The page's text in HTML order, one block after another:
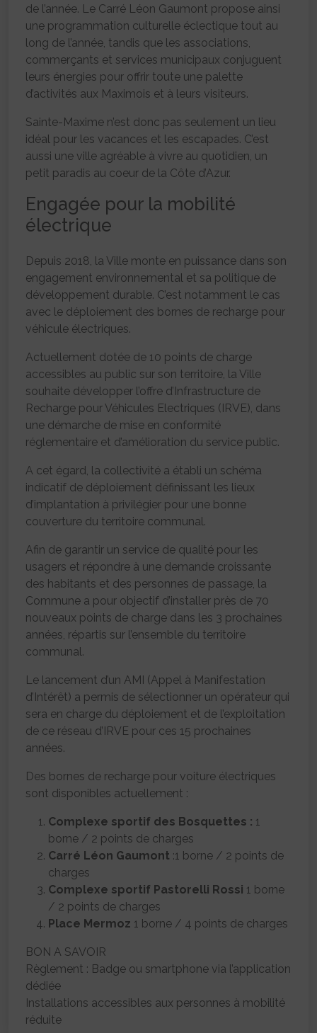
de l’année. Le Carré Léon Gaumont propose ainsi
une programmation culturelle éclectique tout au
long de l’année, tandis que les associations,
commerçants et services municipaux conjuguent
leurs énergies pour offrir toute une palette
d’activités aux Maximois et à leurs visiteurs.
Sainte-Maxime n’est donc pas seulement un lieu
idéal pour les vacances et les escapades. C’est
aussi une ville agréable à vivre au quotidien, un
petit paradis au coeur de la Côte d’Azur.
Engagée pour la mobilité
électrique
Depuis 2018, la Ville monte en puissance dans son
engagement environnemental et sa politique de
développement durable. C’est notamment le cas
avec le déploiement des bornes de recharge pour
véhicule électriques.
Actuellement dotée de 10 points de charge
accessibles au public sur son territoire, la Ville
souhaite développer l’offre d’Infrastructure de
Recharge pour Véhicules Electriques (IRVE), dans
une démarche de mise en conformité
réglementaire et d’amélioration du service public.
A cet égard, la collectivité a établi un schéma
indicatif de déploiement définissant les lieux
d’implantation à privilégier pour une bonne
couverture du territoire communal.
Afin de garantir un service de qualité pour les
usagers et répondre à une demande croissante
des habitants et des personnes de passage, la
Commune a pour objectif d’installer près de 70
nouveaux points de charge dans les 3 prochaines
années, répartis sur l’ensemble du territoire
communal.
Le lancement d’un AMI (Appel à Manifestation
d’Intérêt) a permis de sélectionner un opérateur qui
sera en charge du déploiement et de l’exploitation
de ce réseau d’IRVE pour ces 15 prochaines
années.
Des bornes de recharge pour voiture électriques
sont disponibles actuellement :
Complexe sportif des Bosquettes : 1
borne / 2 points de charges
Carré Léon Gaumont :1 borne / 2 points de
charges
Complexe sportif Pastorelli Rossi 1 borne
/ 2 points de charges
Place Mermoz 1 borne / 4 points de charges
BON A SAVOIR
Règlement : Badge ou smartphone via l’application
dédiée
Installations accessibles aux personnes à mobilité
réduite